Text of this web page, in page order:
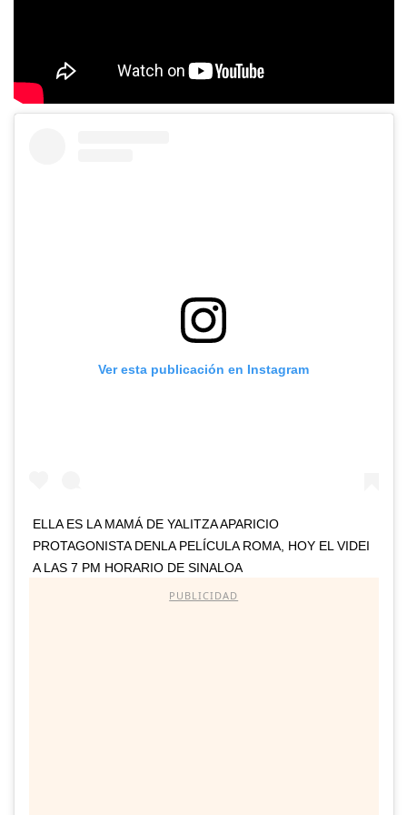
Ver esta publicación en Instagram
ELLA ES LA MAMÁ DE YALITZA APARICIO
PROTAGONISTA DENLA PELÍCULA ROMA, HOY EL VIDEI
A LAS 7 PM HORARIO DE SINALOA
PUBLICIDAD